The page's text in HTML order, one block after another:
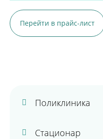
Перейти в прайс-лист
Поликлиника
Стационар